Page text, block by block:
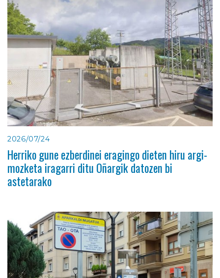
2026/07/24
Herriko gune ezberdinei eragingo dieten hiru argi-
mozketa iragarri ditu Oñargik datozen bi
astetarako